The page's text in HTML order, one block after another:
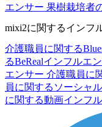
エンサー 果樹栽培者
mixi2に関するインフ
介護職員に関する
るBeRealインフルエ
エンサー 介護職員に
員に関するソーシャ
に関する動画インフ